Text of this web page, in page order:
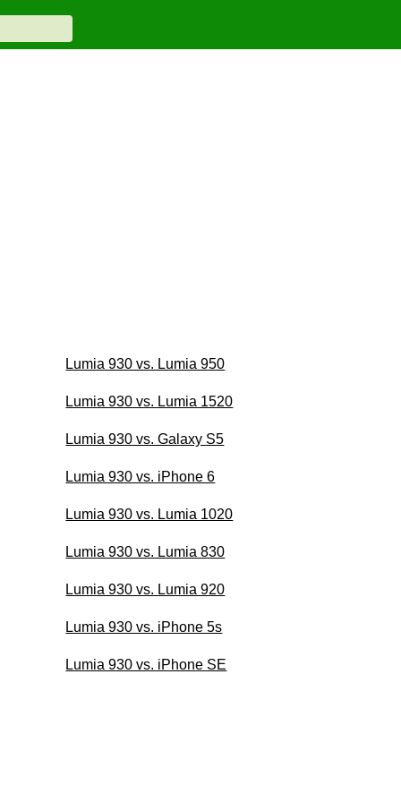
Lumia 930 vs. Lumia 950
Lumia 930 vs. Lumia 1520
Lumia 930 vs. Galaxy S5
Lumia 930 vs. iPhone 6
Lumia 930 vs. Lumia 1020
Lumia 930 vs. Lumia 830
Lumia 930 vs. Lumia 920
Lumia 930 vs. iPhone 5s
Lumia 930 vs. iPhone SE